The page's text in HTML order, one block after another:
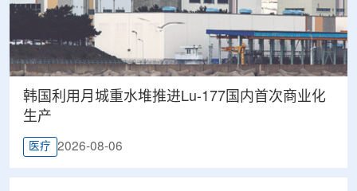
韩国利用月城重水堆推进Lu-177国内首次商业化
生产
医疗 2026-08-06